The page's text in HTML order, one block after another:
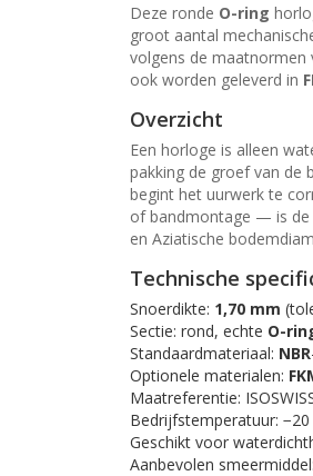
Deze ronde O-ring
groot aantal
volgens de maatnormen
ook worden geleverd in
Overzicht
Een horloge is alleen
pakking de groef van de
begint het uurwerk te
of bandmontage — is de
en Aziatische
Technische
Snoerdikte: 1,70 mm
Sectie: rond, echte O-
Standaardmateriaal: NBR
Optionele materialen:
Maatreferentie:
Bedrijfstemperatuur: −20
Geschikt voor
Aanbevolen smeermiddel: